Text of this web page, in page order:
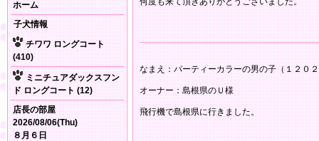
ホーム
子犬情報
チワワ ロングコート
(410)
ミニチュアダックスフン
ド ロングコート (12)
店長の部屋
2026/08/06(Thu)
８月６日
なまえ：パーティーカラーの男の子（１２０
オーナー：島根県のＵ様
飛行機で島根県に行きました。